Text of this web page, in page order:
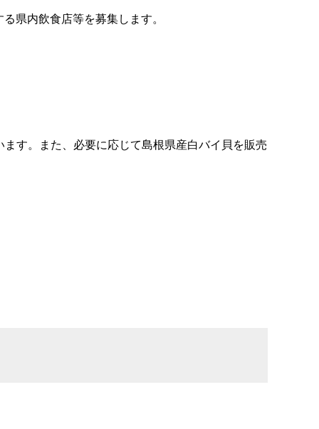
県内飲食店等を募集します。
す。また、必要に応じて島根県産白バイ貝を販売